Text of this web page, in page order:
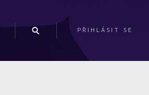
PŘIHLÁSIT SE